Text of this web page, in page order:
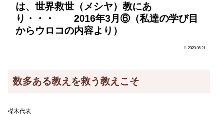
は、世界救世（メシヤ）教にあ
り・・・ 2016年3月⑥（私達の学び目
からウロコの内容より）
2020.06.21
数多ある教えを救う教えこそ
楳木代表